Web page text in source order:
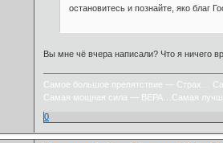
остановитесь и познайте, яко благ
Вы мне чё вчера написали? Что я ничего
Самое большое препятствие — Страх…
Самая мощная сила — ВЕРА…Самая
0